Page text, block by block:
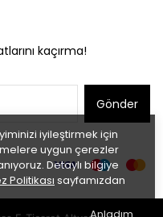
iyileştirmek için
uygun çerezler
Detaylı bilgiye
Politikası sayfamızdan
kaçırma!
Gönder